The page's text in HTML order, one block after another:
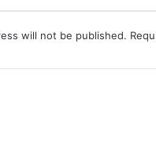
will not be published.